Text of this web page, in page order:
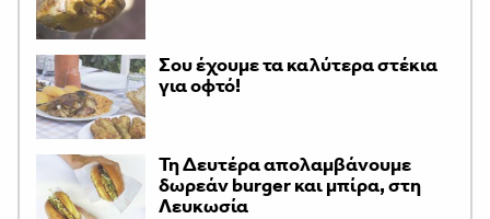
Σου έχουμε τα καλύτερα στέκια
για οφτό!
Τη Δευτέρα απολαμβάνουμε
δωρεάν burger και μπίρα, στη
Λευκωσία